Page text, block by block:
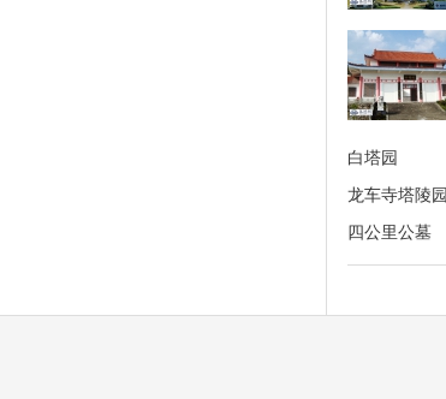
白塔园
龙车寺塔陵园
四公里公墓